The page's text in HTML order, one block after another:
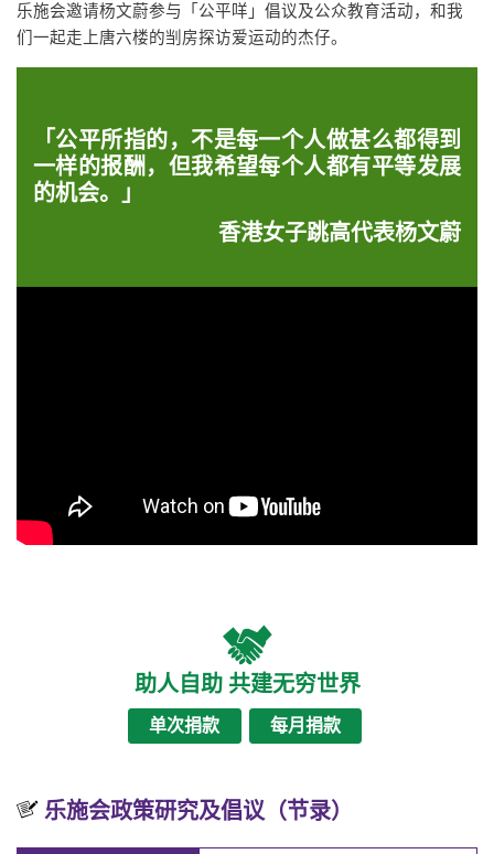
乐施会邀请杨文蔚参与「公平咩」倡议及公众教育活动，和我
们一起走上唐六楼的㓥房探访爱运动的杰仔。
「公平所指的，不是每一个人做甚么都得到
一样的报酬，但我希望每个人都有平等发展
的机会。」
香港女子跳高代表杨文蔚
助人自助 共建无穷世界
单次捐款 每月捐款
乐施会政策研究及倡议（节录）